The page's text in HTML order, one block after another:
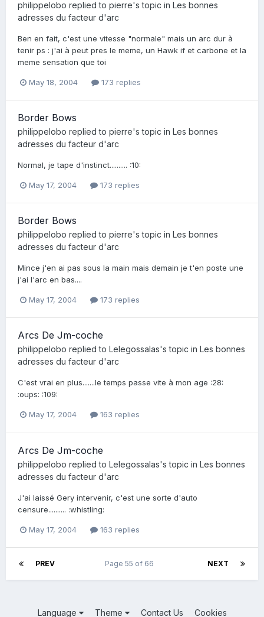
philippelobo replied to pierre's topic in Les bonnes
adresses du facteur d'arc
Ben en fait, c'est une vitesse "normale" mais un arc dur à
tenir ps : j'ai à peut pres le meme, un Hawk if et carbone et la
meme sensation que toi
May 18, 2004 173 replies
Border Bows
philippelobo replied to pierre's topic in Les bonnes
adresses du facteur d'arc
Normal, je tape d'instinct.......... :10:
May 17, 2004 173 replies
Border Bows
philippelobo replied to pierre's topic in Les bonnes
adresses du facteur d'arc
Mince j'en ai pas sous la main mais demain je t'en poste une
j'ai l'arc en bas....
May 17, 2004 173 replies
Arcs De Jm-coche
philippelobo replied to Lelegossalas's topic in Les bonnes
adresses du facteur d'arc
C'est vrai en plus.......le temps passe vite à mon age :28:
:oups: :109:
May 17, 2004 163 replies
Arcs De Jm-coche
philippelobo replied to Lelegossalas's topic in Les bonnes
adresses du facteur d'arc
J'ai laissé Gery intervenir, c'est une sorte d'auto
censure.......... :whistling:
May 17, 2004 163 replies
PREV NEXT
Page 55 of 66
Language Theme Contact Us Cookies